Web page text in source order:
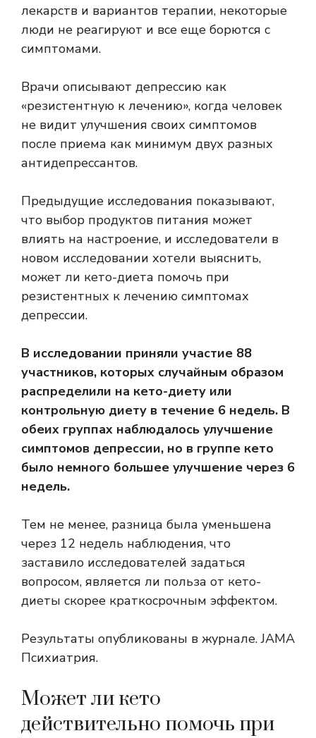
лекарств и вариантов терапии, некоторые
люди не реагируют и все еще борются с
симптомами.
Врачи описывают депрессию как
«резистентную к лечению», когда человек
не видит улучшения своих симптомов
после приема как минимум двух разных
антидепрессантов.
Предыдущие исследования показывают,
что выбор продуктов питания может
влиять на настроение, и исследователи в
новом исследовании хотели выяснить,
может ли кето-диета помочь при
резистентных к лечению симптомах
депрессии.
В исследовании приняли участие 88
участников, которых случайным образом
распределили на кето-диету или
контрольную диету в течение 6 недель. В
обеих группах наблюдалось улучшение
симптомов депрессии, но в группе кето
было немного большее улучшение через 6
недель.
Тем не менее, разница была уменьшена
через 12 недель наблюдения, что
заставило исследователей задаться
вопросом, является ли польза от кето-
диеты скорее краткосрочным эффектом.
Результаты опубликованы в журнале.JAMA
Психиатрия.
Может ли кето
действительно помочь при